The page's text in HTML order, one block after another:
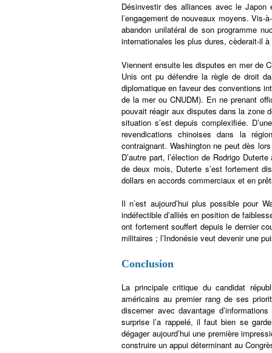
Désinvestir des alliances avec le
l’engagement de nouveaux moyens. Vis-
abandon unilatéral de son programme
internationales les plus dures, cèderait-il
Viennent ensuite les disputes en mer de
Unis ont pu défendre la règle de droit
diplomatique en faveur des conventions
de la mer ou CNUDM). En ne prenant
pouvait réagir aux disputes dans la zone
situation s’est depuis complexifiée.
revendications chinoises dans la région
contraignant. Washington ne peut dès
D’autre part, l’élection de Rodrigo
de deux mois, Duterte s’est fortement
dollars en accords commerciaux et en
Il n’est aujourd’hui plus possible pour
indéfectible d’alliés en position de
ont fortement souffert depuis le dernier
militaires ; l’Indonésie veut devenir une
Conclusion
La principale critique du candidat
américains au premier rang de ses
discerner avec davantage
surprise l’a rappelé, il faut bien se
dégager aujourd’hui une première
construire un appui déterminant au